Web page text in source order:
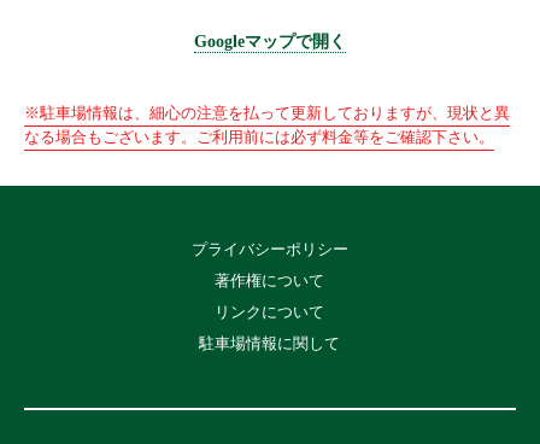
Googleマップで開く
※駐車場情報は、細心の注意を払って更新しておりますが、現状と異
なる場合もございます。ご利用前には必ず料金等をご確認下さい。
プライバシーポリシー
著作権について
リンクについて
駐車場情報に関して